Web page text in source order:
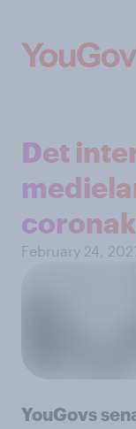
Det
February 24, 2021
YouGovs